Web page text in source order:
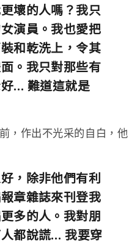
壞的人嗎？我只
演員。我也愛把
和乾洗上，令其
。我只對那些有
… 難道這就是
，作出不光采的自白，他
好，除非他們有利
章雜誌來刊登我
多的人。我對朋
都說謊… 我要穿